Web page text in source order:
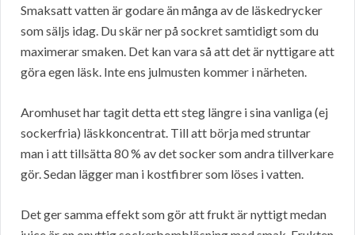
Smaksatt vatten är godare än många av de läskedrycker
som säljs idag. Du skär ner på sockret samtidigt som du
maximerar smaken. Det kan vara så att det är nyttigare att
göra egen läsk. Inte ens julmusten kommer i närheten.
Aromhuset har tagit detta ett steg längre i sina vanliga (ej
sockerfria) läskkoncentrat. Till att börja med struntar
man i att tillsätta 80 % av det socker som andra tillverkare
gör. Sedan lägger man i kostfibrer som löses i vatten.
Det ger samma effekt som gör att frukt är nyttigt medan